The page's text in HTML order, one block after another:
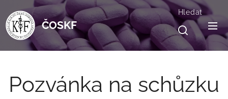
ČOSKF
Hledat
Pozvánka na schůzku